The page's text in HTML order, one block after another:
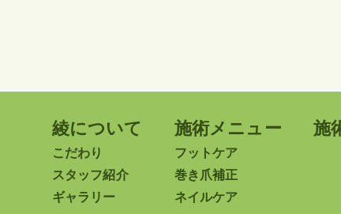
綾について
こだわり
スタッフ紹介
ギャラリー
施術メニュー
フットケア
巻き爪補正
ネイルケア
施